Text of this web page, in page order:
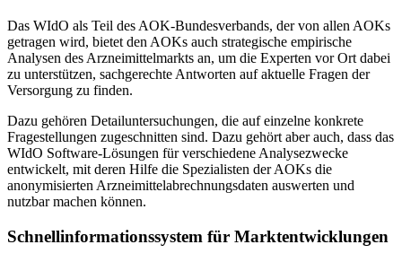
Das WIdO als Teil des AOK-Bundesverbands, der von allen AOKs
getragen wird, bietet den AOKs auch strategische empirische
Analysen des Arzneimittelmarkts an, um die Experten vor Ort dabei
zu unterstützen, sachgerechte Antworten auf aktuelle Fragen der
Versorgung zu finden.
Dazu gehören Detailuntersuchungen, die auf einzelne konkrete
Fragestellungen zugeschnitten sind. Dazu gehört aber auch, dass das
WIdO Software-Lösungen für verschiedene Analysezwecke
entwickelt, mit deren Hilfe die Spezialisten der AOKs die
anonymisierten Arzneimittelabrechnungsdaten auswerten und
nutzbar machen können.
Schnellinformationssystem für Marktentwicklungen